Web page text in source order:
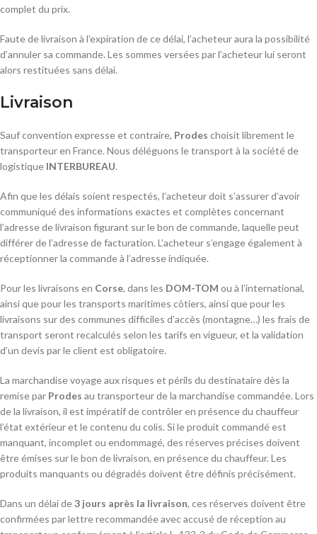
complet du prix.
Faute de livraison à l’expiration de ce délai, l’acheteur aura la possibilité
d’annuler sa commande. Les sommes versées par l’acheteur lui seront
alors restituées sans délai.
Livraison
Sauf convention expresse et contraire, Prodes choisit librement le
transporteur en France. Nous déléguons le transport à la société de
logistique INTERBUREAU.
Afin que les délais soient respectés, l’acheteur doit s’assurer d’avoir
communiqué des informations exactes et complètes concernant
l’adresse de livraison figurant sur le bon de commande, laquelle peut
différer de l’adresse de facturation. L’acheteur s’engage également à
réceptionner la commande à l’adresse indiquée.
Pour les livraisons en Corse, dans les DOM-TOM ou à l’international,
ainsi que pour les transports maritimes côtiers, ainsi que pour les
livraisons sur des communes difficiles d’accès (montagne…) les frais de
transport seront recalculés selon les tarifs en vigueur, et la validation
d’un devis par le client est obligatoire.
La marchandise voyage aux risques et périls du destinataire dès la
remise par Prodes au transporteur de la marchandise commandée. Lors
de la livraison, il est impératif de contrôler en présence du chauffeur
l’état extérieur et le contenu du colis. Si le produit commandé est
manquant, incomplet ou endommagé, des réserves précises doivent
être émises sur le bon de livraison, en présence du chauffeur. Les
produits manquants ou dégradés doivent être définis précisément.
Dans un délai de3 jours après la livraison, ces réserves doivent être
confirmées par lettre recommandée avec accusé de réception au